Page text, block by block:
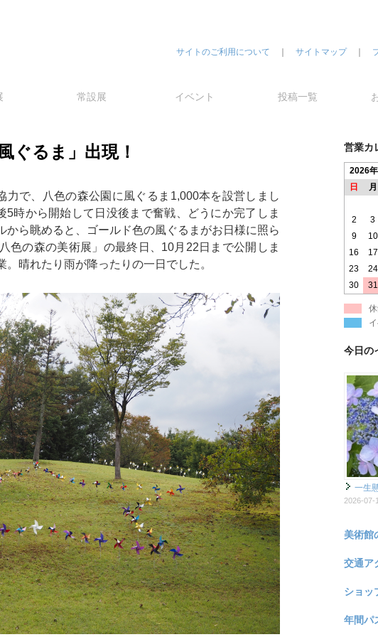
サイトのご利用について サイトマップ｜
常設展 イベント 投稿一覧
ぐるま」出現！
力で、八色の森公園に風ぐるま1,000本を設営しまし
時から開始して日没後まで奮戦、どうにか完了しま
から眺めると、ゴールド色の風ぐるまがお日様に照ら
色の森の美術展」の最終日、10月22日まで公開しま
晴れたり雨が降ったりの一日でした。
営業カ
2026年
日
月
2
3
9
10
16
17
23
24
30
31
今日の
一生
2026-07-
美術館
交通ア
ショッ
年間パ